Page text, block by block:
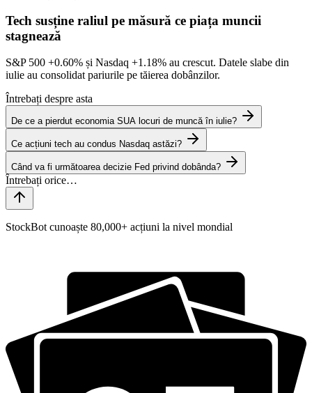
Tech susține raliul pe măsură ce piața muncii
stagnează
S&P 500 +0.60% și Nasdaq +1.18% au crescut. Datele slabe din
iulie au consolidat pariurile pe tăierea dobânzilor.
Întrebați despre asta
De ce a pierdut economia SUA locuri de muncă în iulie?
Ce acțiuni tech au condus Nasdaq astăzi?
Când va fi următoarea decizie Fed privind dobânda?
StockBot cunoaște 80,000+ acțiuni la nivel mondial